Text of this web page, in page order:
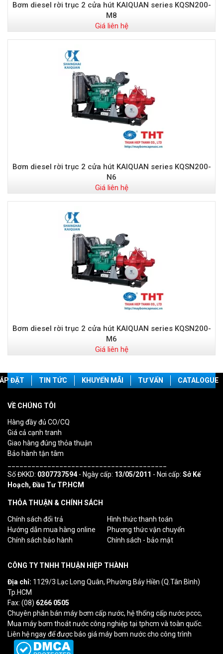
Bơm diesel rời trục 2 cửa hút KAIQUAN series KQSN200-
M8
Giá liên hệ
Bơm diesel rời trục 2 cửa hút KAIQUAN series KQSN200-
N6
Giá liên hệ
Bơm diesel rời trục 2 cửa hút KAIQUAN series KQSN200-
M6
Giá liên hệ
ĐẶT TIN TỨC KHUYẾN MÃI TƯ VẤN CATALOGUE
VỀ CHÚNG TÔI
Hàng đầy đủ CO/CQ
Giá cả cạnh tranh
Giao hàng đúng thỏa thuận
Bảo hành tận tâm
Số ĐKKD: 0307737594- Ngày cấp: 13/05/2011 - Nơi cấp: Sở Kế
Hoạch, Đầu Tư TP.HCM
THỎA THUẬN & CHÍNH SÁCH
Chính sách đổi trả
Hình thức thanh toán
Hướng dẫn mua hàng online
Phương thức vận chuyển
Chính sách bảo hành
Chính sách - bảo mật
CÔNG TY TNHH THUẬN HIỆP THÀNH
Địa chỉ: 1129/3 Lạc Long Quân, Phường Bảy Hiền (Q.Tân Bình)
Tp.HCM
Fax: (08) 6266 0505
Chuyên phân bán máy bơm cấp nước, hệ thống cấp nước pccc,
Mua máy bơm thoát nước công nghiệp tại tphcm và toàn quốc.
Liên hệ ngay để được báo giá máy bơm nước cho công trình